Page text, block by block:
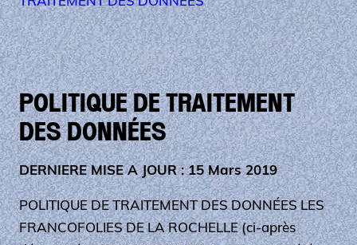
POLITIQUE DE TRAITEMENT
DES DONNÉES
DERNIERE MISE A JOUR : 15 Mars 2019
POLITIQUE DE TRAITEMENT DES DONNÉES LES
FRANCOFOLIES DE LA ROCHELLE (ci-après